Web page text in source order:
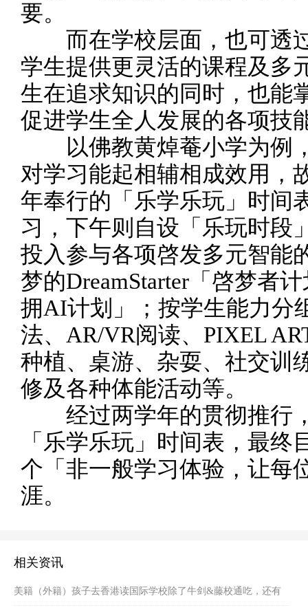
要。
而在学校层面，也可透
学生提供更灵活的课程及多
生在追求知识的同时，也能
促进学生全人发展的各项技
以佛教黄焯菴小学为例
对学习能起相辅相成效用，
年奉行的「乐学乐玩」时间
习，下午则自设「乐玩时段
投入参与各项啓发多元智能
梦的DreamStarter「啓梦者
拥AI计划」；按学生能力分
法、AR/VR阅读、PIXEL
种植、桌游、杂耍、社交训
修及各种体能活动等。
经过两学年的贯彻推行
「乐学乐玩」时间表，最
个「非一般学习体验，让每
涯。
相关资讯
美籍（外籍）孩子去香港读国际学校除了牛剑&藤校通吃，还有